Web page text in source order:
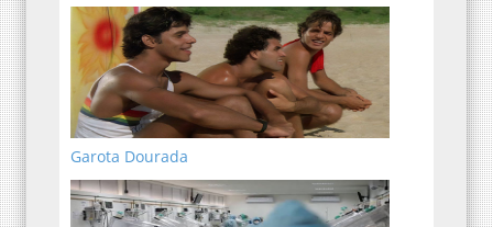
Garota Dourada